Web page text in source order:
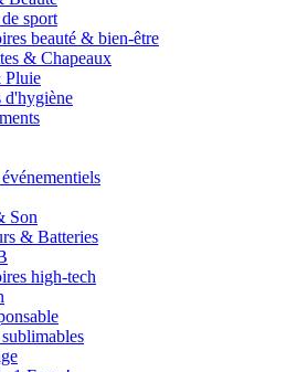
sport
beauté & bien-être
& Chapeaux
d'hygiène
Son
& Batteries
high-tech